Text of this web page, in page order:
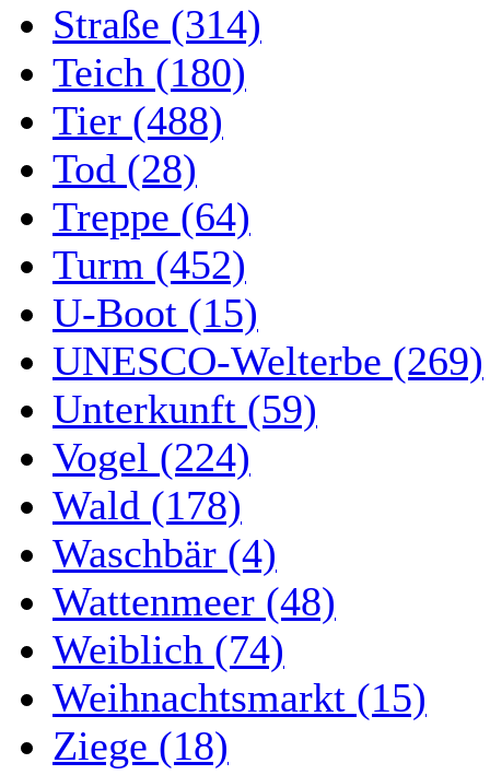
Straße (314)
Teich (180)
Tier (488)
Tod (28)
Treppe (64)
Turm (452)
U-Boot (15)
UNESCO-Welterbe (269)
Unterkunft (59)
Vogel (224)
Wald (178)
Waschbär (4)
Wattenmeer (48)
Weiblich (74)
Weihnachtsmarkt (15)
Ziege (18)